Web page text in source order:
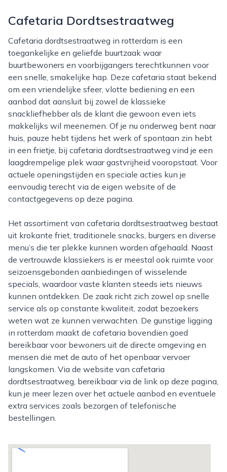
Cafetaria Dordtsestraatweg
Cafetaria dordtsestraatweg in rotterdam is een
toegankelijke en geliefde buurtzaak waar
buurtbewoners en voorbijgangers terechtkunnen voor
een snelle, smakelijke hap. Deze cafetaria staat bekend
om een vriendelijke sfeer, vlotte bediening en een
aanbod dat aansluit bij zowel de klassieke
snackliefhebber als de klant die gewoon even iets
makkelijks wil meenemen. Of je nu onderweg bent naar
huis, pauze hebt tijdens het werk of spontaan zin hebt
in een frietje, bij cafetaria dordtsestraatweg vind je een
laagdrempelige plek waar gastvrijheid vooropstaat. Voor
actuele openingstijden en speciale acties kun je
eenvoudig terecht via de eigen website of de
contactgegevens op deze pagina.
Het assortiment van cafetaria dordtsestraatweg bestaat
uit krokante friet, traditionele snacks, burgers en diverse
menu’s die ter plekke kunnen worden afgehaald. Naast
de vertrouwde klassiekers is er meestal ook ruimte voor
seizoensgebonden aanbiedingen of wisselende
specials, waardoor vaste klanten steeds iets nieuws
kunnen ontdekken. De zaak richt zich zowel op snelle
service als op constante kwaliteit, zodat bezoekers
weten wat ze kunnen verwachten. De gunstige ligging
in rotterdam maakt de cafetaria bovendien goed
bereikbaar voor bewoners uit de directe omgeving en
mensen die met de auto of het openbaar vervoer
langskomen. Via de website van cafetaria
dordtsestraatweg, bereikbaar via de link op deze pagina,
kun je meer lezen over het actuele aanbod en eventuele
extra services zoals bezorgen of telefonische
bestellingen.